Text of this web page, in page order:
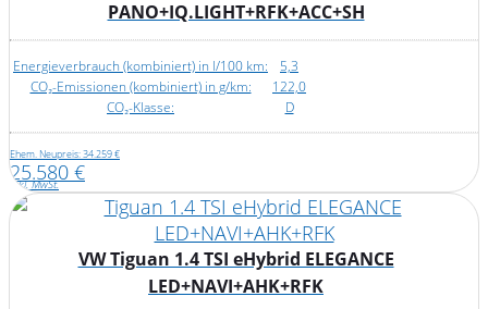
PANO+IQ.LIGHT+RFK+ACC+SH
Energieverbrauch (kombiniert) in l/100 km:
5,3
CO₂-Emissionen (kombiniert) in g/km:
122,0
CO₂-Klasse:
D
Ehem. Neupreis: 34.259 €
25.580 €
inkl. MwSt.
VW Tiguan 1.4 TSI eHybrid ELEGANCE
LED+NAVI+AHK+RFK